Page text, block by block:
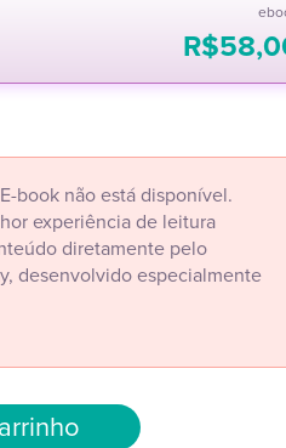
R$
book não está disponível.
experiência de leitura
diretamente pelo
desenvolvido especialmente